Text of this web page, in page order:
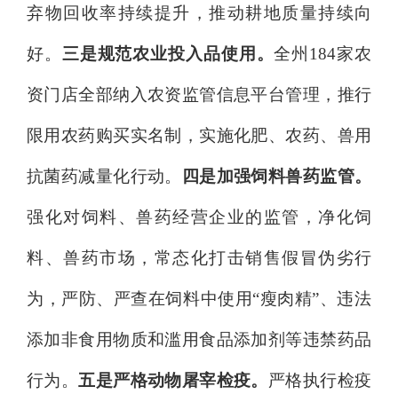
弃物回收率持续提升，推动耕地质量持续向
好。 三是规范农业投入品使用。全州 184家农
资门店全部纳入农资监管信息平台管理，推行
限用农药购买实名制，实施化肥、农药、兽用
抗菌药减量化行动。 四是加强饲料兽药监管。
强化对饲料、 兽药经营企业的监管，净化饲
料、 兽药市场 ， 常态化打击销售假冒伪劣行
为，严防、严查在饲料中使用“瘦肉精”、违法
添加非食用物质和滥用食品添加剂等违禁药品
行为。 五是严格动物屠宰检疫。 严格执行检疫